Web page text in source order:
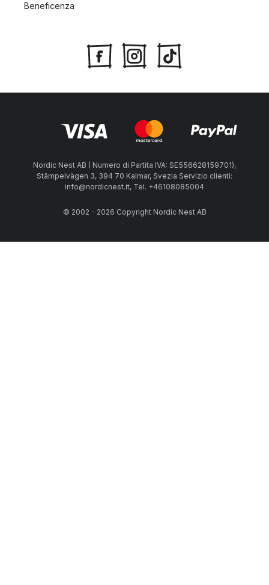
Beneficenza
Nordic Nest AB ( Numero di Partita IVA: SE556628159701),
Stämpelvägen 3, 394 70 Kalmar, Svezia Servizio clienti:
info@nordicnest.it, Tel. +46108085004
© 2002 - 2026 Copyright Nordic Nest AB